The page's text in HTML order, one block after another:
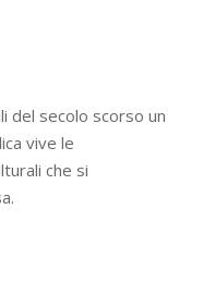
del secolo scorso un
vive le
che si